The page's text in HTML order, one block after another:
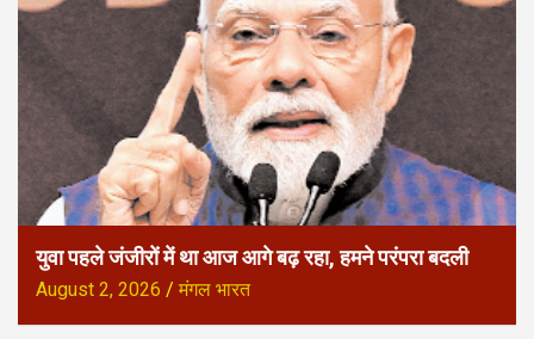
युवा पहले जंजीरों में था आज आगे बढ़ रहा, हमने परंपरा बदली
August 2, 2026 मंगल भारत